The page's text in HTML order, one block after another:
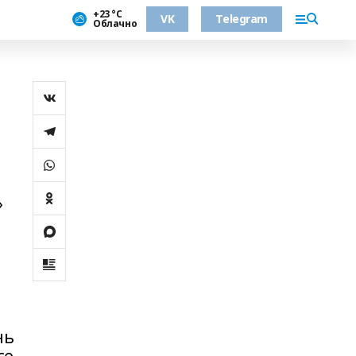
+23 °С
Облачно VK Telegram